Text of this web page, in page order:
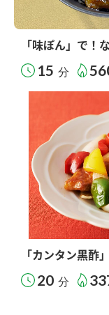
「味ぽん」で！
15 分
「カンタン黒酢
20 分